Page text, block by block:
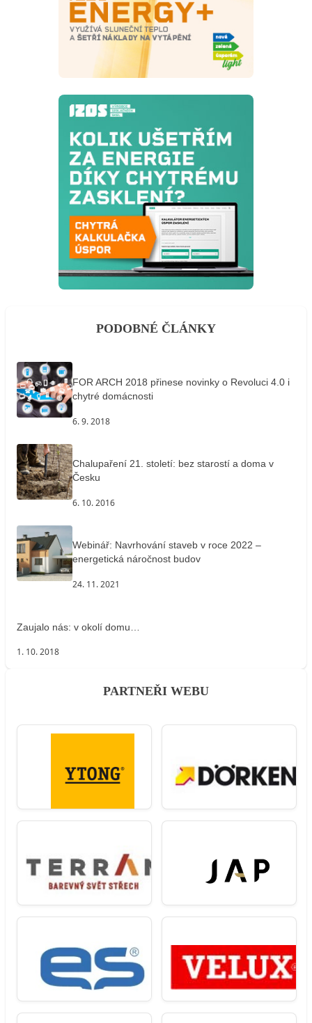
PODOBNÉ ČLÁNKY
FOR ARCH 2018 přinese novinky o Revoluci 4.0 i
chytré domácnosti
6. 9. 2018
Chalupaření 21. století: bez starostí a doma v
Česku
6. 10. 2016
Webinář: Navrhování staveb v roce 2022 –
energetická náročnost budov
24. 11. 2021
Zaujalo nás: v okolí domu…
1. 10. 2018
PARTNEŘI WEBU